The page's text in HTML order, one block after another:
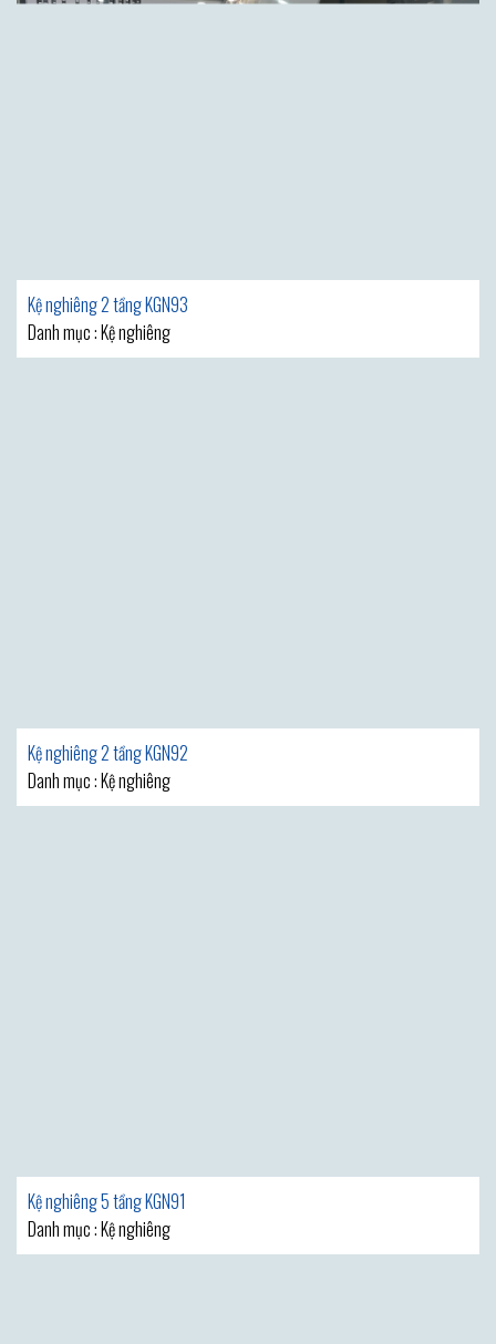
Kệ nghiêng 2 tầng KGN93
Danh mục : Kệ nghiêng
Kệ nghiêng 2 tầng KGN92
Danh mục : Kệ nghiêng
Kệ nghiêng 5 tầng KGN91
Danh mục : Kệ nghiêng